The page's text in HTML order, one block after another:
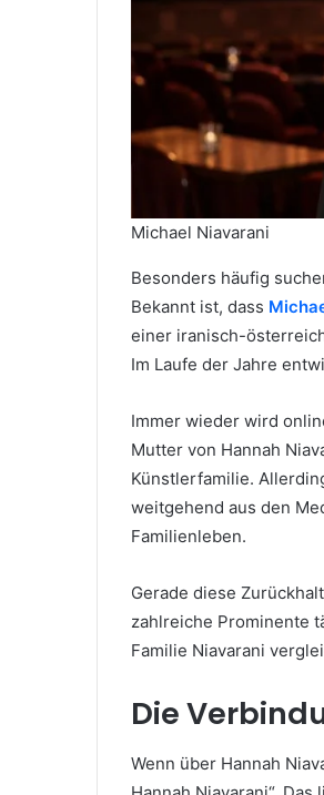
Michael Niavarani
Besonders häufig
Bekannt ist, dass
einer iranisch-
Im Laufe der Jahre
Immer wieder wird
Mutter von Hannah
Künstlerfamilie.
weitgehend aus den
Familienleben.
Gerade diese
zahlreiche Prominente
Familie Niavarani
Die
Wenn über Hannah